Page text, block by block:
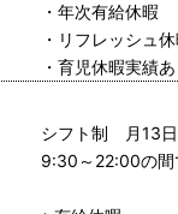
・年次有給休暇
・リフレッシュ
・育児休暇実績あ
シフト制 月13
9:30～22:00の間